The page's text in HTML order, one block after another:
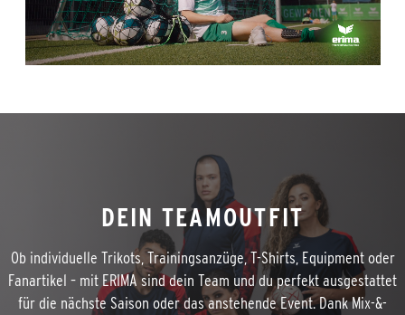
DEIN TEAMOUTFIT
Ob individuelle Trikots, Trainingsanzüge, T-Shirts, Equipment oder
Fanartikel – mit ERIMA sind dein Team und du perfekt ausgestattet
für die nächste Saison oder das anstehende Event. Dank Mix-&-